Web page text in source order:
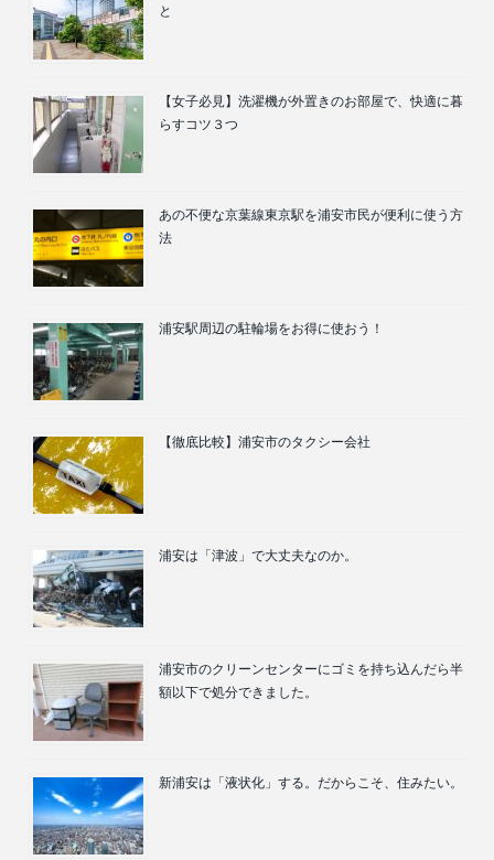
と
【女子必見】洗濯機が外置きのお部屋で、快適に暮
らすコツ３つ
あの不便な京葉線東京駅を浦安市民が便利に使う方
法
浦安駅周辺の駐輪場をお得に使おう！
【徹底比較】浦安市のタクシー会社
浦安は「津波」で大丈夫なのか。
浦安市のクリーンセンターにゴミを持ち込んだら半
額以下で処分できました。
新浦安は「液状化」する。だからこそ、住みたい。